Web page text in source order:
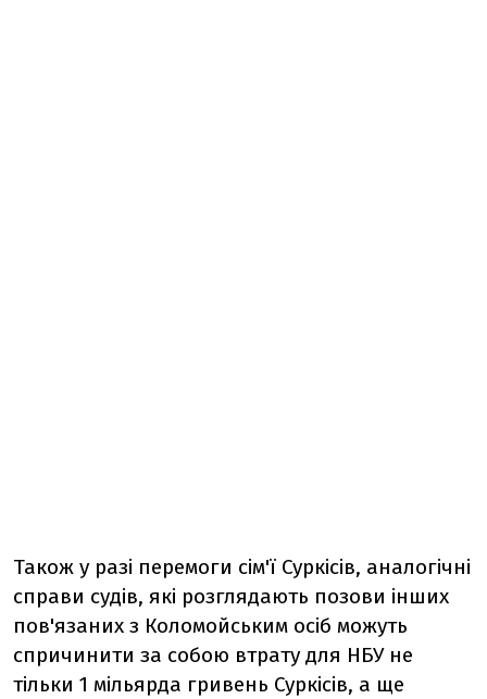
Також у разі перемоги сім'ї Суркісів, аналогічні
справи судів, які розглядають позови інших
пов'язаних з Коломойським осіб можуть
спричинити за собою втрату для НБУ не
тільки 1 мільярда гривень Суркісів, а ще